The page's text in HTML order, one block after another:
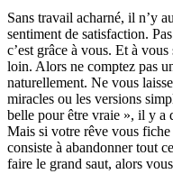
Sans travail acharné, il n’y
sentiment de satisfaction.
c’est grâce à vous. Et à
loin. Alors ne comptez pas
naturellement. Ne vous
miracles ou les versions
belle pour être vraie », il y a
Mais si votre rêve vous
consiste à abandonner tout
faire le grand saut, alors